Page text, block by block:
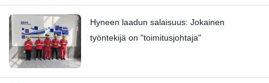
Hyneen laadun salaisuus: Jokainen
työntekijä on "toimitusjohtaja"